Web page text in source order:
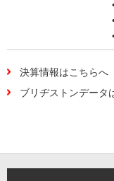
決算情報はこちらへ
ブリヂストンデータ